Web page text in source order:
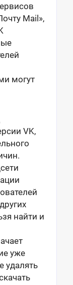
Mail»,
могут
VK,
найти и
уже
удалять